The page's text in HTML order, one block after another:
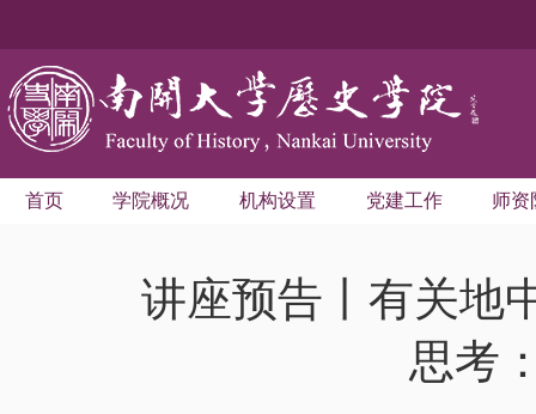
首页 学院概况 机构设置 党建工作 师资
讲座预告丨有关地
思考